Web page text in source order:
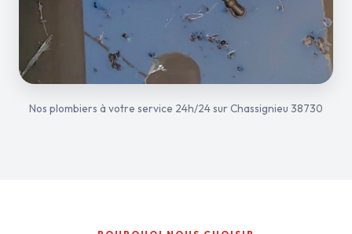
Nos plombiers à votre service 24h/24 sur Chassignieu 38730